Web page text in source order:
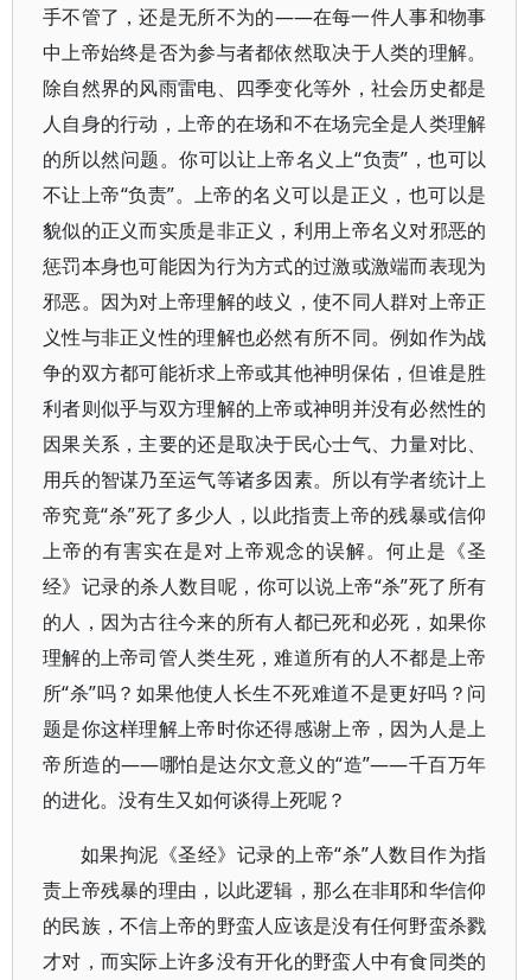
手不管了，还是无所不为的——在每一件人事和物事
中上帝始终是否为参与者都依然取决于人类的理解。
除自然界的风雨雷电、四季变化等外，社会历史都是
人自身的行动，上帝的在场和不在场完全是人类理解
的所以然问题。你可以让上帝名义上“负责”，也可以
不让上帝“负责”。上帝的名义可以是正义，也可以是
貌似的正义而实质是非正义，利用上帝名义对邪恶的
惩罚本身也可能因为行为方式的过激或激端而表现为
邪恶。因为对上帝理解的歧义，使不同人群对上帝正
义性与非正义性的理解也必然有所不同。例如作为战
争的双方都可能祈求上帝或其他神明保佑，但谁是胜
利者则似乎与双方理解的上帝或神明并没有必然性的
因果关系，主要的还是取决于民心士气、力量对比、
用兵的智谋乃至运气等诸多因素。所以有学者统计上
帝究竟“杀”死了多少人，以此指责上帝的残暴或信仰
上帝的有害实在是对上帝观念的误解。何止是《圣
经》记录的杀人数目呢，你可以说上帝“杀”死了所有
的人，因为古往今来的所有人都已死和必死，如果你
理解的上帝司管人类生死，难道所有的人不都是上帝
所“杀”吗？如果他使人长生不死难道不是更好吗？问
题是你这样理解上帝时你还得感谢上帝，因为人是上
帝所造的——哪怕是达尔文意义的“造”——千百万年
的进化。没有生又如何谈得上死呢？
如果拘泥《圣经》记录的上帝“杀”人数目作为指
责上帝残暴的理由，以此逻辑，那么在非耶和华信仰
的民族，不信上帝的野蛮人应该是没有任何野蛮杀戮
才对，而实际上许多没有开化的野蛮人中有食同类的